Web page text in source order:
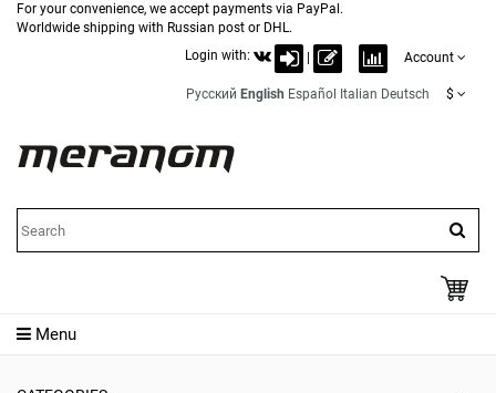
For your convenience, we accept payments via PayPal.
Worldwide shipping with Russian post or DHL.
Login with:
Account
Русский English Español Italian Deutsch $
Menu